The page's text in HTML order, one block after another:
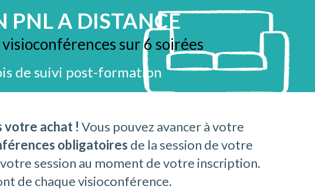
PNL A DISTANCE
sur 6 soirées
de suivi post-formation
votre achat ! Vous pouvez avancer à votre
obligatoires de la session de votre
session au moment de votre inscription.
de chaque visioconférence.